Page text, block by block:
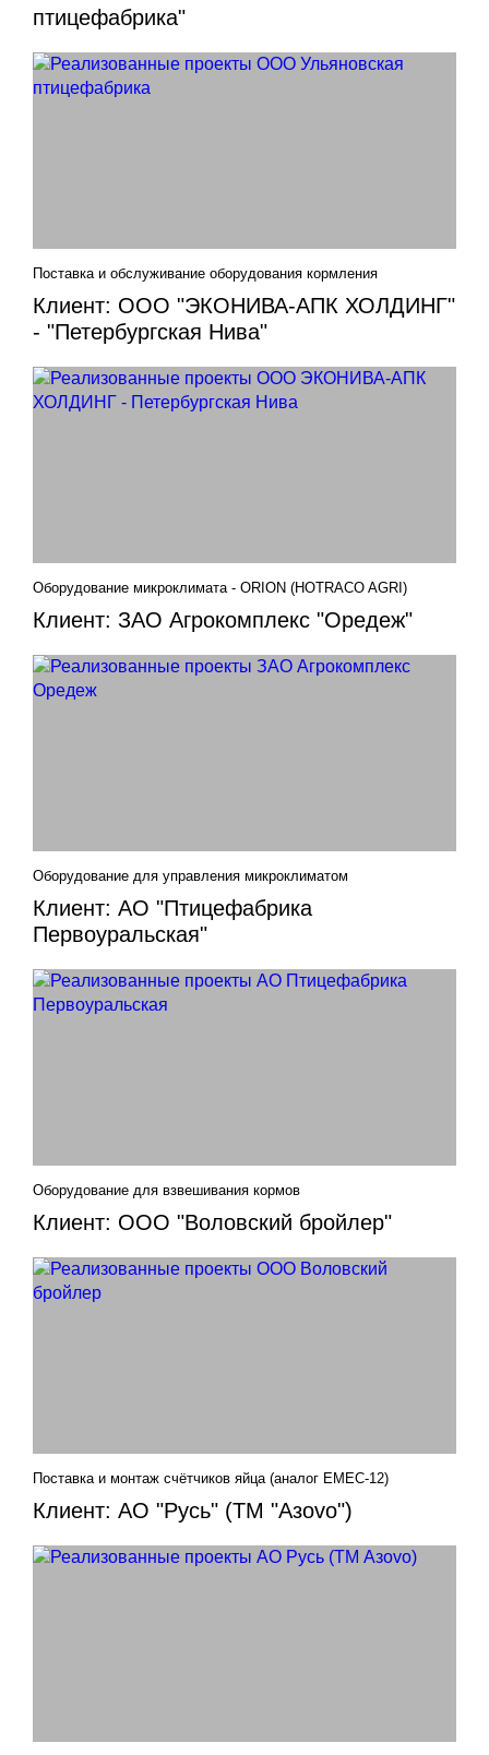
птицефабрика"
Клиент: ООО "ЭКОНИВА-АПК ХОЛДИНГ"
- "Петербургская Нива"
Поставка и обслуживание оборудования кормления
Клиент: ЗАО Агрокомплекс "Оредеж"
Оборудование микроклимата - ORION (HOTRACO AGRI)
Клиент: АО "Птицефабрика
Первоуральская"
Оборудование для управления микроклиматом
Клиент: ООО "Воловский бройлер"
Оборудование для взвешивания кормов
Клиент: АО "Русь" (ТМ "Азovo")
Поставка и монтаж счётчиков яйца (аналог EMEC-12)